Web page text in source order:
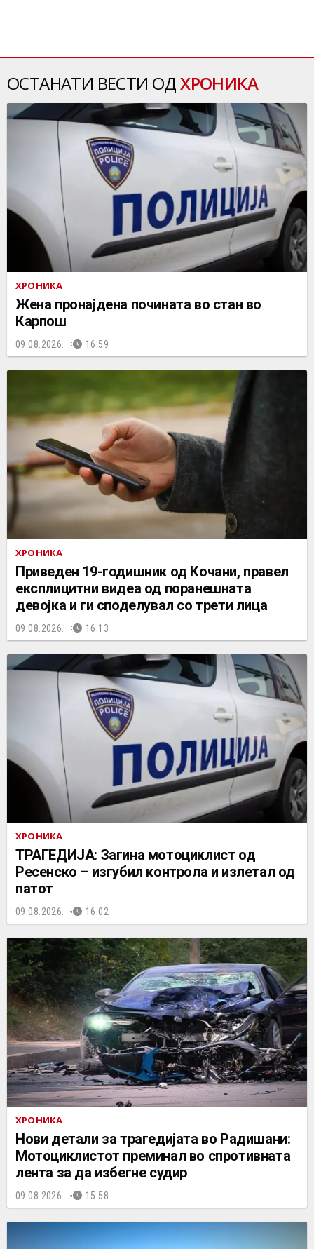
ОСТАНАТИ ВЕСТИ ОДХРОНИКА
ХРОНИКА
Жена пронајдена почината во стан во
Карпош
09.08.2026. 16:59
ХРОНИКА
Приведен 19-годишник од Кочани, правел
експлицитни видеа од поранешната
девојка и ги споделувал со трети лица
09.08.2026. 16:13
ХРОНИКА
ТРАГЕДИЈА: Загина мотоциклист од
Ресенско – изгубил контрола и излетал од
патот
09.08.2026. 16:02
ХРОНИКА
Нови детали за трагедијата во Радишани:
Мотоциклистот преминал во спротивната
лента за да избегне судир
09.08.2026. 15:58